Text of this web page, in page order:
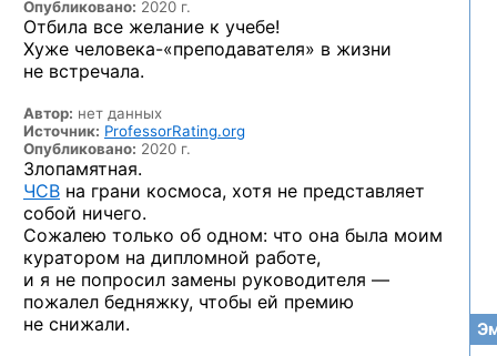
Опубликовано: 2020 г.
Отбила все желание к учебе!
Хуже человека-«преподавателя» в жизни
не встречала.
Автор: нет данных
Источник: ProfessorRating.org
Опубликовано: 2020 г.
Злопамятная.
ЧСВ на грани космоса, хотя не представляет
собой ничего.
Сожалею только об одном: что она была моим
куратором на дипломной работе,
и я не попросил замены руководителя —
пожалел бедняжку, чтобы ей премию
не снижали.